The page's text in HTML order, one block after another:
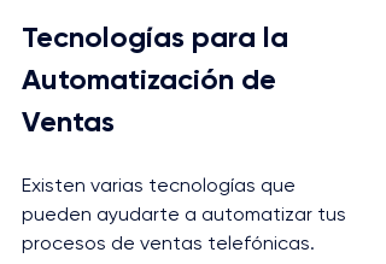
Tecnologías para la
Automatización de
Ventas
Existen varias tecnologías que
pueden ayudarte a automatizar tus
procesos de ventas telefónicas.